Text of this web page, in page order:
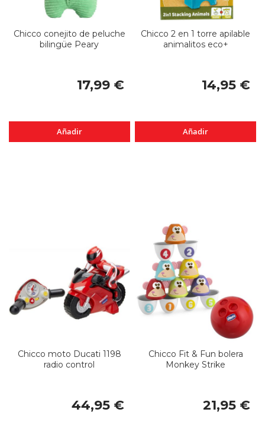
Chicco conejito de peluche
bilingüe Peary
17,99 €
Añadir
Chicco 2 en 1 torre apilable
animalitos eco+
14,95 €
Añadir
Chicco moto Ducati 1198
radio control
44,95 €
Chicco Fit & Fun bolera
Monkey Strike
21,95 €